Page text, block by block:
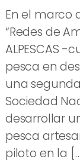
En el marco
“Redes de
ALPESCAS
pesca en
una
Sociedad
desarrollar
pesca
piloto en la